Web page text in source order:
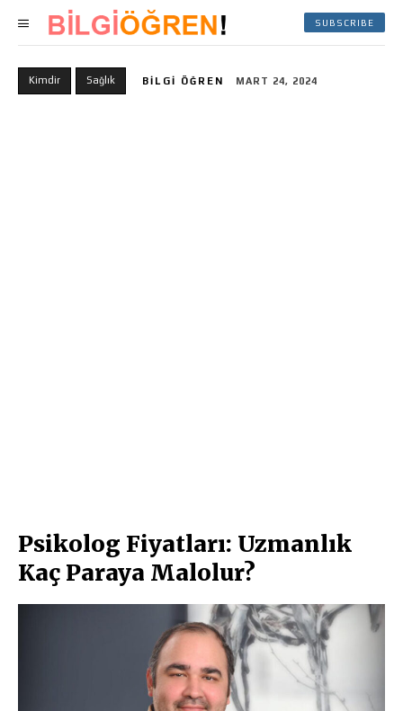
SUBSCRIBE
Kimdir Sağlık BILGI ÖĞREN MART 24, 2024
Psikolog Fiyatları: Uzmanlık
Kaç Paraya Malolur?